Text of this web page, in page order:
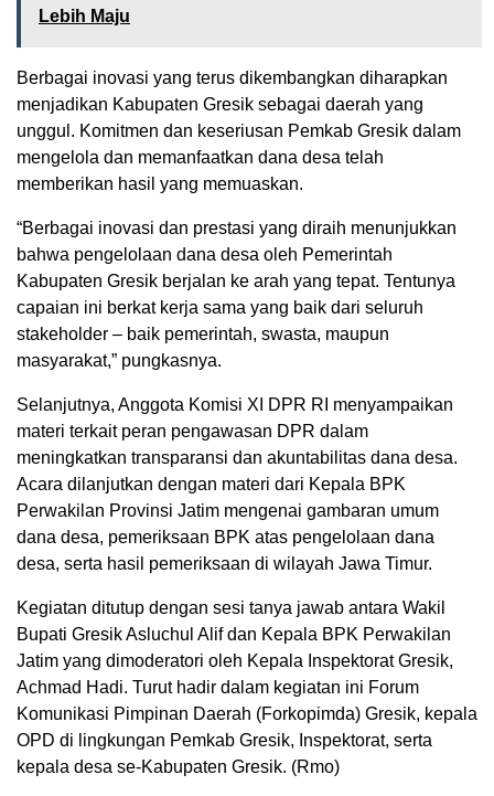
Lebih Maju
Berbagai inovasi yang terus dikembangkan diharapkan
menjadikan Kabupaten Gresik sebagai daerah yang
unggul. Komitmen dan keseriusan Pemkab Gresik dalam
mengelola dan memanfaatkan dana desa telah
memberikan hasil yang memuaskan.
“Berbagai inovasi dan prestasi yang diraih menunjukkan
bahwa pengelolaan dana desa oleh Pemerintah
Kabupaten Gresik berjalan ke arah yang tepat. Tentunya
capaian ini berkat kerja sama yang baik dari seluruh
stakeholder – baik pemerintah, swasta, maupun
masyarakat,” pungkasnya.
Selanjutnya, Anggota Komisi XI DPR RI menyampaikan
materi terkait peran pengawasan DPR dalam
meningkatkan transparansi dan akuntabilitas dana desa.
Acara dilanjutkan dengan materi dari Kepala BPK
Perwakilan Provinsi Jatim mengenai gambaran umum
dana desa, pemeriksaan BPK atas pengelolaan dana
desa, serta hasil pemeriksaan di wilayah Jawa Timur.
Kegiatan ditutup dengan sesi tanya jawab antara Wakil
Bupati Gresik Asluchul Alif dan Kepala BPK Perwakilan
Jatim yang dimoderatori oleh Kepala Inspektorat Gresik,
Achmad Hadi. Turut hadir dalam kegiatan ini Forum
Komunikasi Pimpinan Daerah (Forkopimda) Gresik, kepala
OPD di lingkungan Pemkab Gresik, Inspektorat, serta
kepala desa se-Kabupaten Gresik. (Rmo)